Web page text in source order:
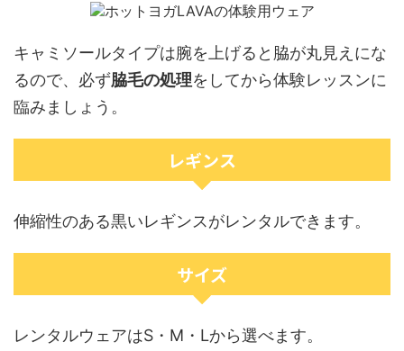
キャミソールタイプは腕を上げると脇が丸見えにな
るので、必ず脇毛の処理をしてから体験レッスンに
臨みましょう。
レギンス
伸縮性のある黒いレギンスがレンタルできます。
サイズ
レンタルウェアはS・M・Lから選べます。